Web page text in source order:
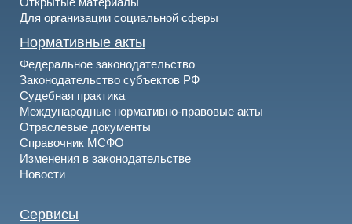
Для организации социальной сферы
Нормативные акты
Федеральное законодательство
Законодательство субъектов РФ
Судебная практика
Международные нормативно-правовые акты
Отраслевые документы
Справочник МСФО
Изменения в законодательстве
Новости
Сервисы